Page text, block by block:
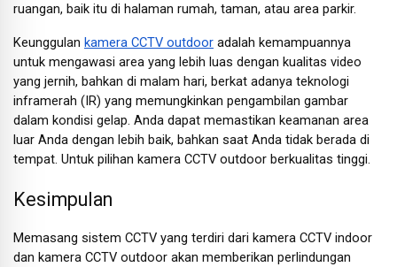
ruangan, baik itu di halaman rumah, taman, atau area parkir.
Keunggulan kamera CCTV outdoor adalah kemampuannya
untuk mengawasi area yang lebih luas dengan kualitas video
yang jernih, bahkan di malam hari, berkat adanya teknologi
inframerah (IR) yang memungkinkan pengambilan gambar
dalam kondisi gelap. Anda dapat memastikan keamanan area
luar Anda dengan lebih baik, bahkan saat Anda tidak berada di
tempat. Untuk pilihan kamera CCTV outdoor berkualitas tinggi.
Kesimpulan
Memasang sistem CCTV yang terdiri dari kamera CCTV indoor
dan kamera CCTV outdoor akan memberikan perlindungan